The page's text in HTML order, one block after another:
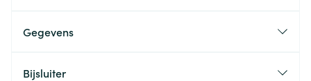
Gegevens
Bijsluiter